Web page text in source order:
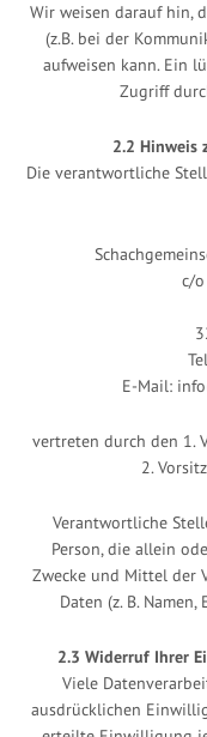
Wir weisen darauf hin,
(z.B. bei der
aufweisen kann. Ein
Zugriff
2.2 Hinweis
Die verantwortliche
c/
E-Mail:
vertreten durch den 1.
2.
Verantwortliche
Person, die allein
Zwecke und Mittel der
Daten (z. B.
2.3 Widerruf Ihrer
Viele
ausdrücklichen